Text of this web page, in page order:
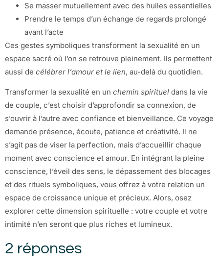
Se masser mutuellement avec des huiles essentielles
Prendre le temps d’un échange de regards prolongé
avant l’acte
Ces gestes symboliques transforment la sexualité en un
espace sacré où l’on se retrouve pleinement. Ils permettent
aussi de célébrer l’amour et le lien, au-delà du quotidien.
Transformer la sexualité en un chemin spirituel dans la vie
de couple, c’est choisir d’approfondir sa connexion, de
s’ouvrir à l’autre avec confiance et bienveillance. Ce voyage
demande présence, écoute, patience et créativité. Il ne
s’agit pas de viser la perfection, mais d’accueillir chaque
moment avec conscience et amour. En intégrant la pleine
conscience, l’éveil des sens, le dépassement des blocages
et des rituels symboliques, vous offrez à votre relation un
espace de croissance unique et précieux. Alors, osez
explorer cette dimension spirituelle : votre couple et votre
intimité n’en seront que plus riches et lumineux.
2 réponses